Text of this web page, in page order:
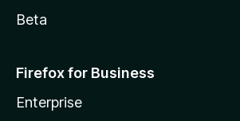
Beta
Firefox for Business
Enterprise